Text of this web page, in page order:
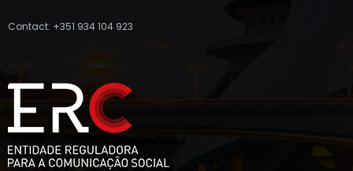
Contact: +351 934 104 923